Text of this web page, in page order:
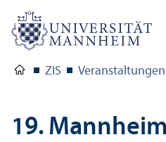
ZIS Veranstaltungen
19.